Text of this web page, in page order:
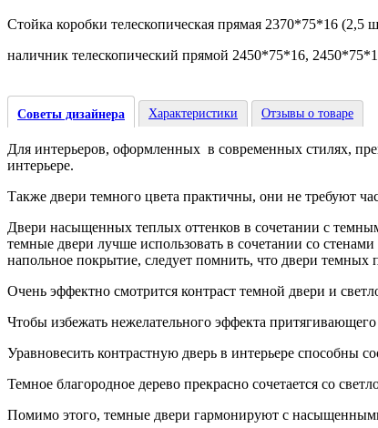
Стойка коробки телескопическая прямая 2370*75*16 (2,5
наличник телескопический прямой 2450*75*16,
Советы дизайнера Характеристики Отзывы о товаре
Для интерьеров, оформленных в современных стилях,
интерьере.
Также двери темного цвета практичны, они не требуют
Двери насыщенных теплых оттенков в сочетании с
темные двери лучше использовать в сочетании со
напольное покрытие, следует помнить, что двери
Очень эффектно смотрится контраст темной двери и
Чтобы избежать нежелательного эффекта
Уравновесить контрастную дверь в интерьере способны
Темное благородное дерево прекрасно сочетается со
Помимо этого, темные двери гармонируют с